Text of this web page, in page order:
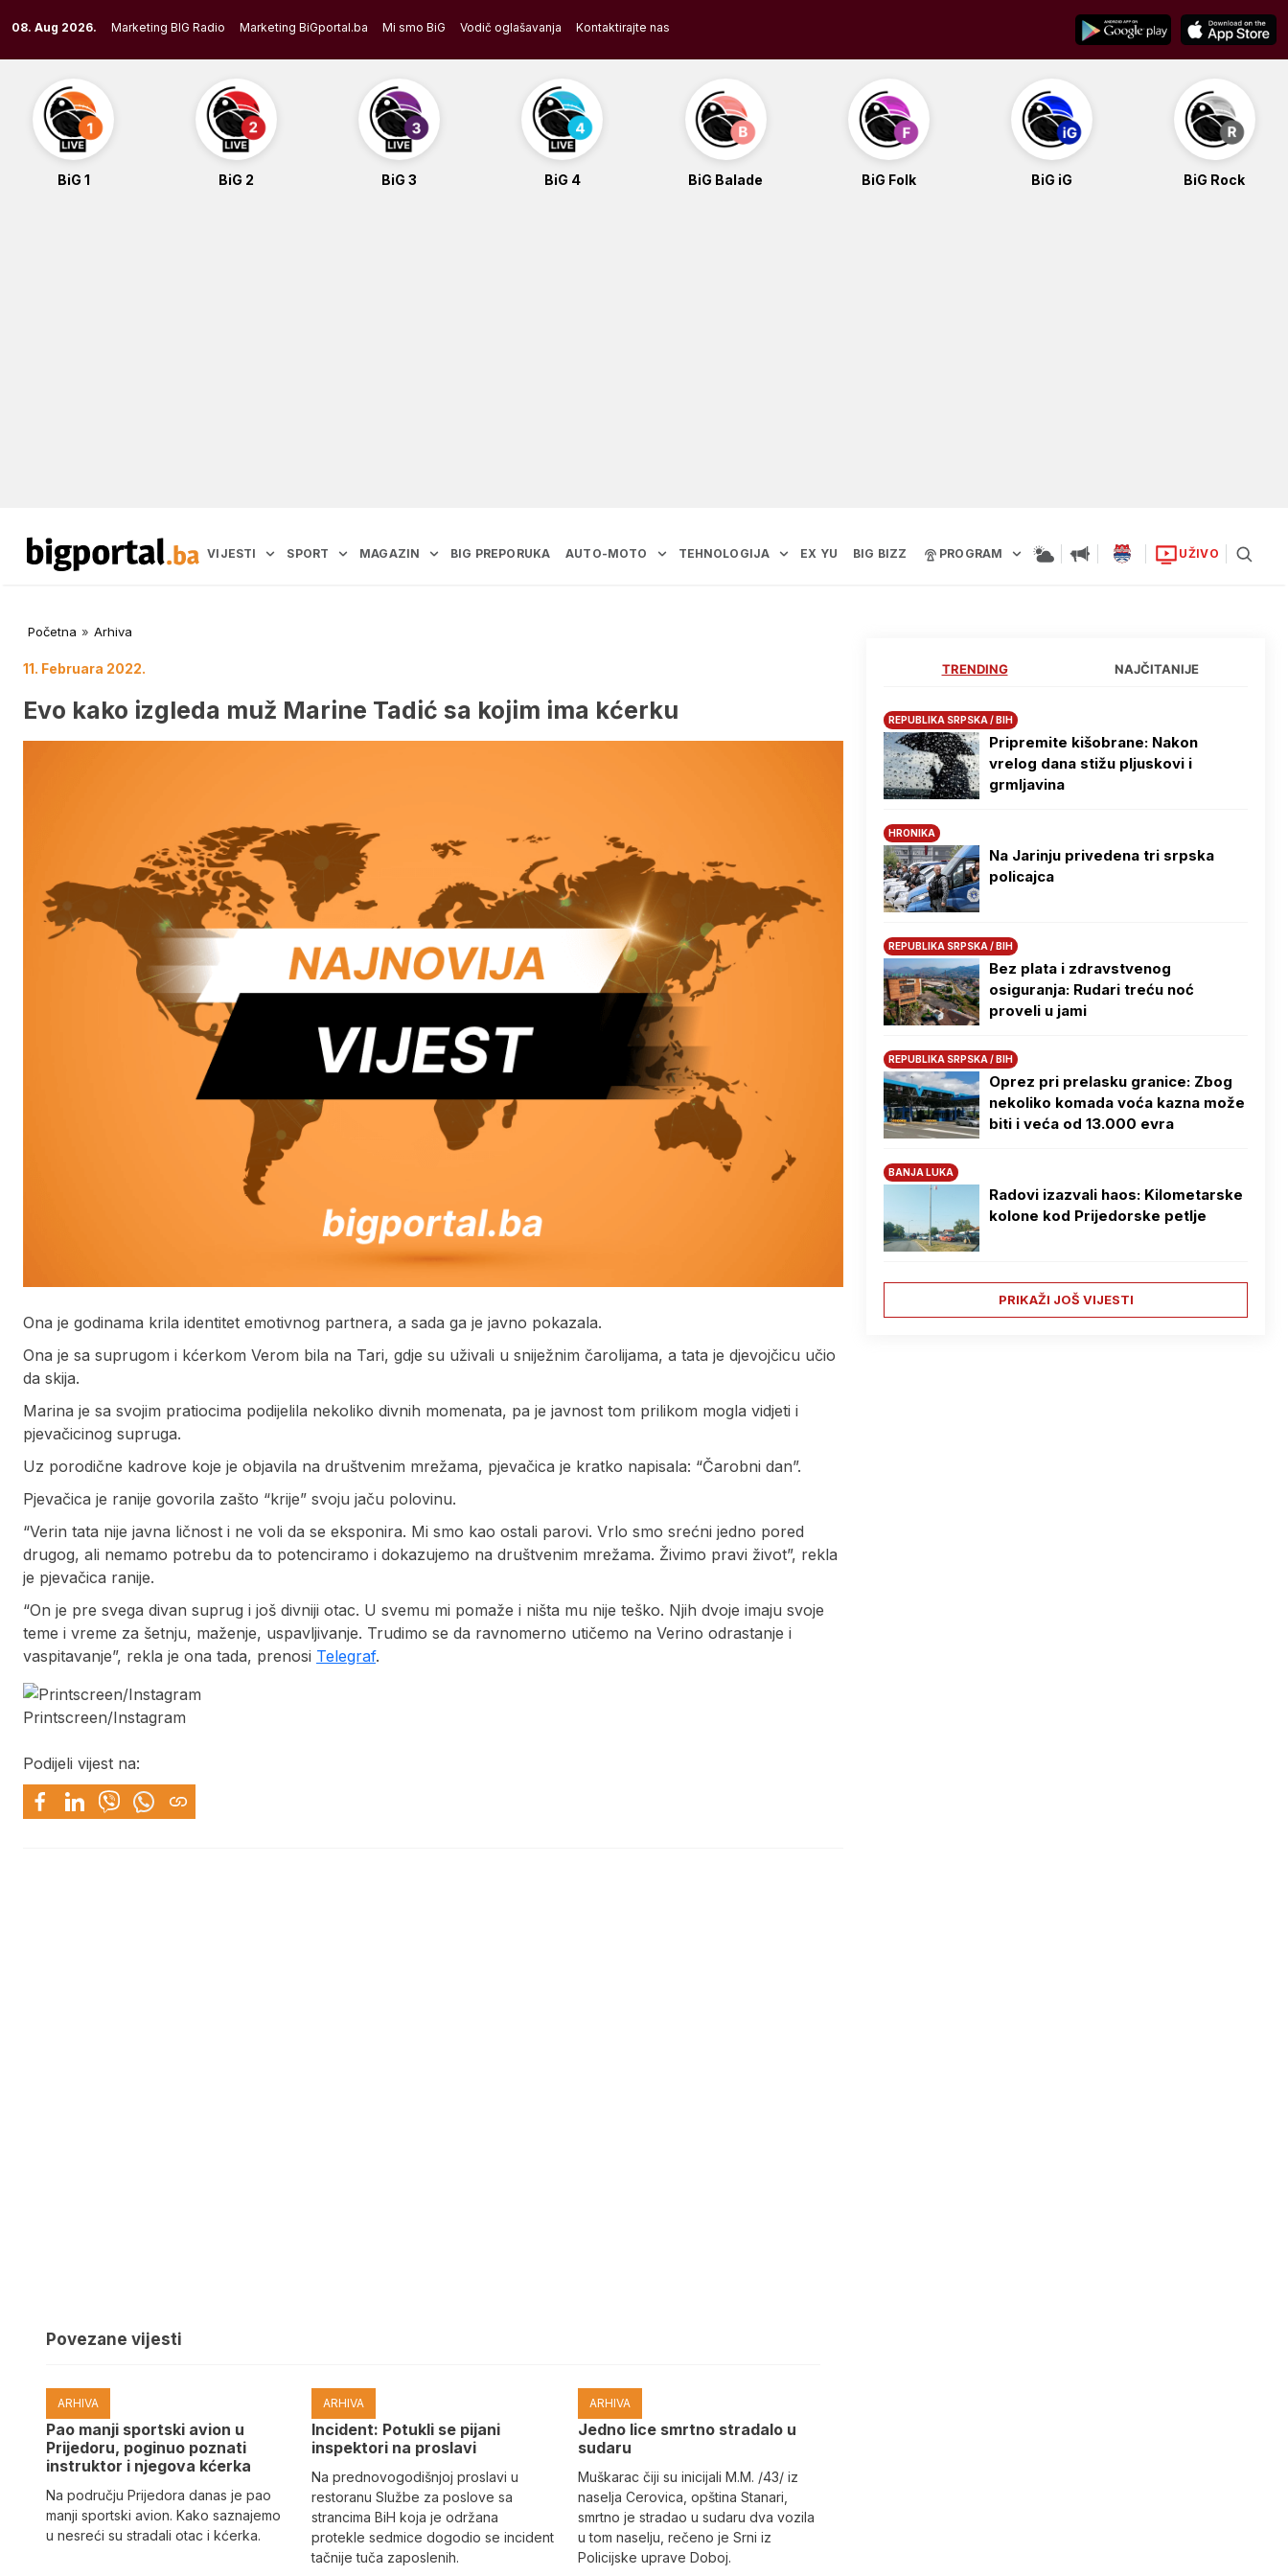
to
content
08. Aug 2026. Marketing BIG Radio Marketing BiGportal.ba Mi smo BiG Vodič oglašavanja Kontaktirajte nas
BiG 1 BiG 2 BiG 3 BiG 4 BiG Balade BiG Folk BiG iG BiG Rock
VIJESTI SPORT MAGAZIN BIG PREPORUKA AUTO-MOTO TEHNOLOGIJA EX YU BIG BIZZ PROGRAM UŽIVO
Početna » Arhiva
11. Februara 2022.
Evo kako izgleda muž Marine Tadić sa kojim ima kćerku
Ona je godinama krila identitet emotivnog partnera, a sada ga je javno pokazala.
Ona je sa suprugom i kćerkom Verom bila na Tari, gdje su uživali u sniježnim čarolijama, a tata je djevojčicu učio
da skija.
Marina je sa svojim pratiocima podijelila nekoliko divnih momenata, pa je javnost tom prilikom mogla vidjeti i
pjevačicinog supruga.
Uz porodične kadrove koje je objavila na društvenim mrežama, pjevačica je kratko napisala: “Čarobni dan”.
Pjevačica je ranije govorila zašto “krije” svoju jaču polovinu.
“Verin tata nije javna ličnost i ne voli da se eksponira. Mi smo kao ostali parovi. Vrlo smo srećni jedno pored
drugog, ali nemamo potrebu da to potenciramo i dokazujemo na društvenim mrežama. Živimo pravi život”, rekla
je pjevačica ranije.
“On je pre svega divan suprug i još divniji otac. U svemu mi pomaže i ništa mu nije teško. Njih dvoje imaju svoje
teme i vreme za šetnju, maženje, uspavljivanje. Trudimo se da ravnomerno utičemo na Verino odrastanje i
vaspitavanje”, rekla je ona tada, prenosi Telegraf.
Printscreen/Instagram
Podijeli vijest na:
Povezane vijesti
ARHIVA
Pao manji sportski avion u
Prijedoru, poginuo poznati
instruktor i njegova kćerka
Na području Prijedora danas je pao
manji sportski avion. Kako saznajemo
u nesreći su stradali otac i kćerka.
ARHIVA
Incident: Potukli se pijani
inspektori na proslavi
Na prednovogodišnjoj proslavi u
restoranu Službe za poslove sa
strancima BiH koja je održana
protekle sedmice dogodio se incident
tačnije tuča zaposlenih.
ARHIVA
Јedno lice smrtno stradalo u
sudaru
Muškarac čiji su inicijali M.M. /43/ iz
naselja Cerovica, opština Stanari,
smrtno je stradao u sudaru dva vozila
u tom naselju, rečeno je Srni iz
Policijske uprave Doboj.
TRENDING NAJČITANIJE
REPUBLIKA SRPSKA / BIH
Pripremite kišobrane: Nakon
vrelog dana stižu pljuskovi i
grmljavina
HRONIKA
Na Јarinju privedena tri srpska
policajca
REPUBLIKA SRPSKA / BIH
Bez plata i zdravstvenog
osiguranja: Rudari treću noć
proveli u jami
REPUBLIKA SRPSKA / BIH
Oprez pri prelasku granice: Zbog
nekoliko komada voća kazna može
biti i veća od 13.000 evra
BANJA LUKA
Radovi izazvali haos: Kilometarske
kolone kod Prijedorske petlje
PRIKAŽI JOŠ VIJESTI